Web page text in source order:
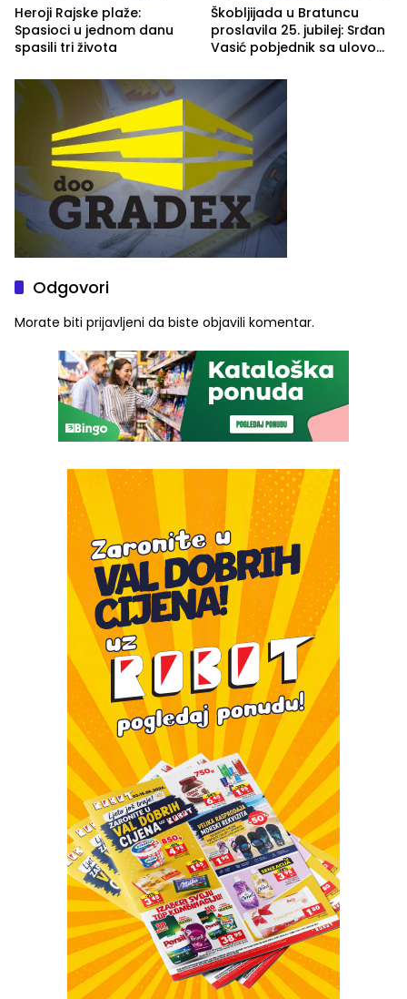
Heroji Rajske plaže:
Spasioci u jednom danu
spasili tri života
Škobljijada u Bratuncu
proslavila 25. jubilej: Srđan
Vasić pobjednik sa ulovom
Odgovori
Morate biti prijavljeni da biste objavili komentar.